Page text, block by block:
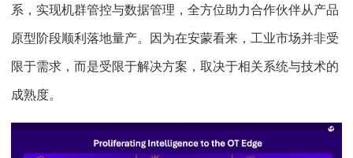
系，实现机群管控与数据管理，全方位助力合作伙伴从产品
原型阶段顺利落地量产。因为在安蒙看来，工业市场并非受
限于需求，而是受限于解决方案，取决于相关系统与技术的
成熟度。